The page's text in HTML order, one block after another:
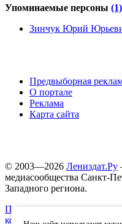
Упоминаемые персоны (1)
Зинчук Юрий
Предвыборная
О портале
Реклама
Карта сайта
© 2003—2026 Лениздат.Ру
медиасообщества Санкт-
Западного региона.
Правила использования
конфиденциальности.